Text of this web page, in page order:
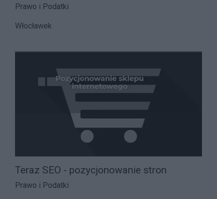
Prawo i Podatki
Włocławek
Teraz SEO - pozycjonowanie stron
Prawo i Podatki